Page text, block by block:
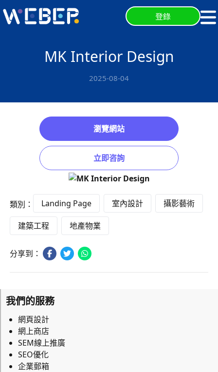
登錄
MK Interior Design
2025-08-04
瀏覽網站
立即咨詢
類別： Landing Page 室內設計 攝影藝術
建築工程 地產物業
分享到：
我們的服務
網頁設計
網上商店
SEM線上推廣
SEO優化
企業郵箱